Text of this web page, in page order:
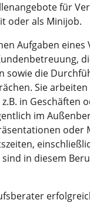
für
oder als Minijob.
Aufgaben eines
sowie die
Sie
in Geschäften
im
oder
in diesem